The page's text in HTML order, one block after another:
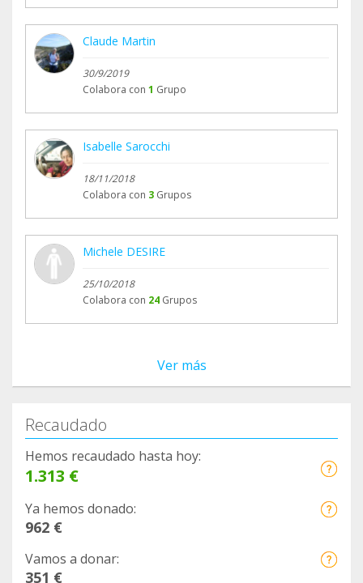
Claude Martin
30/9/2019
Colabora con 1 Grupo
Isabelle Sarocchi
18/11/2018
Colabora con 3 Grupos
Michele DESIRE
25/10/2018
Colabora con 24 Grupos
Ver más
Recaudado
Hemos recaudado hasta hoy:
1.313 €
Ya hemos donado:
962 €
Vamos a donar:
351 €